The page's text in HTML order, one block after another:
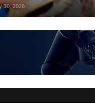
30, 2026